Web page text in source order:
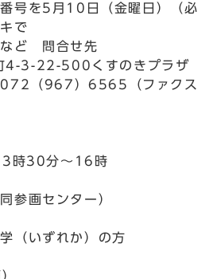
号を5月10日（金曜日）（必
で
など 問合せ先
3-22-500くすのきプラザ
072（967）6565（ファクス
時30分～16時
参画センター）
（いずれか）の方